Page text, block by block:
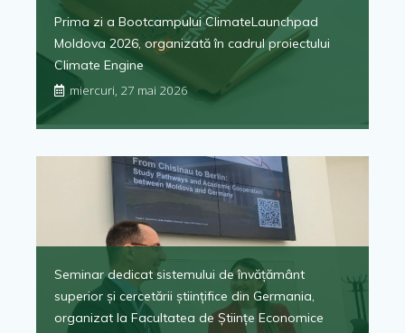
Prima zi a Bootcampului ClimateLaunchpad
Moldova 2026, organizată în cadrul proiectului
Climate Engine
miercuri, 27 mai 2026
Seminar dedicat sistemului de învățământ
superior și cercetării științifice din Germania,
organizat la Facultatea de Științe Economice